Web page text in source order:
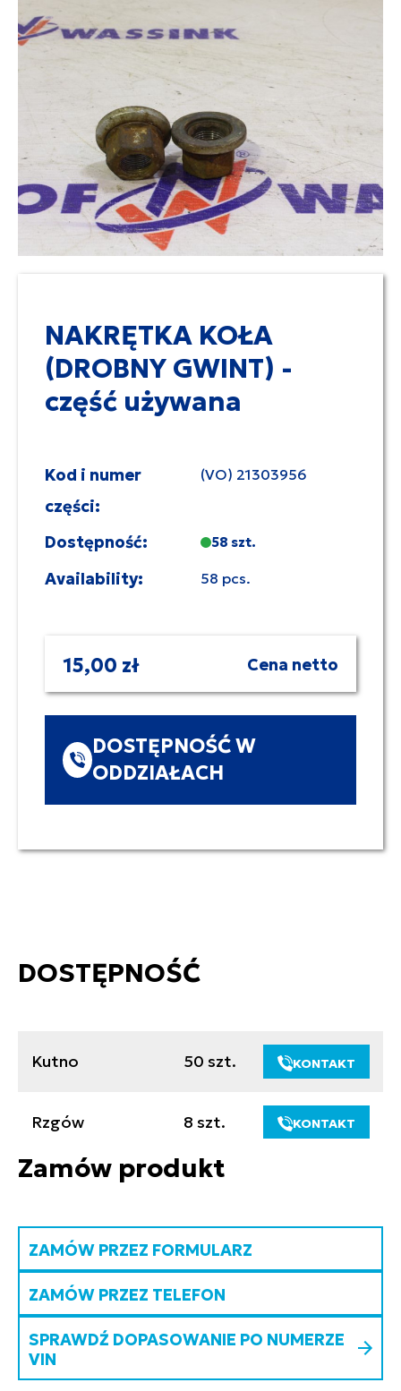
NAKRĘTKA KOŁA
(DROBNY GWINT) -
część używana
Kod i numer
części:
(VO) 21303956
Dostępność: 58 szt.
Availability: 58 pcs.
15,00 zł Cena netto
DOSTĘPNOŚĆ W
ODDZIAŁACH
DOSTĘPNOŚĆ
Kutno 50 szt. KONTAKT
Rzgów 8 szt. KONTAKT
Zamów produkt
ZAMÓW PRZEZ FORMULARZ
ZAMÓW PRZEZ TELEFON
SPRAWDŹ DOPASOWANIE PO NUMERZE
VIN